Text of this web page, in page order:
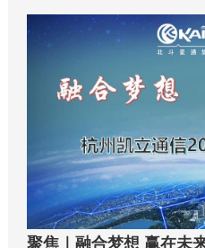
聚焦｜融合梦想 赢在未